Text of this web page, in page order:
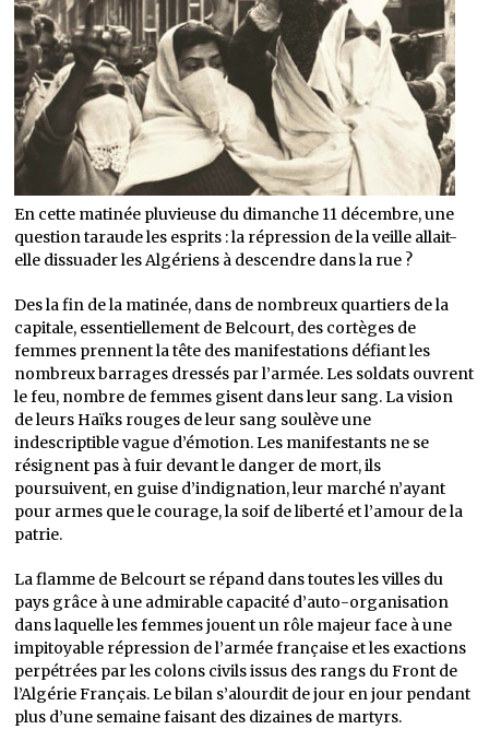
En cette matinée pluvieuse du dimanche 11 décembre, une
question taraude les esprits : la répression de la veille allait-
elle dissuader les Algériens à descendre dans la rue ?
Des la fin de la matinée, dans de nombreux quartiers de la
capitale, essentiellement de Belcourt, des cortèges de
femmes prennent la tête des manifestations défiant les
nombreux barrages dressés par l’armée. Les soldats ouvrent
le feu, nombre de femmes gisent dans leur sang. La vision
de leurs Haïks rouges de leur sang soulève une
indescriptible vague d’émotion. Les manifestants ne se
résignent pas à fuir devant le danger de mort, ils
poursuivent, en guise d’indignation, leur marché n’ayant
pour armes que le courage, la soif de liberté et l’amour de la
patrie.
La flamme de Belcourt se répand dans toutes les villes du
pays grâce à une admirable capacité d’auto-organisation
dans laquelle les femmes jouent un rôle majeur face à une
impitoyable répression de l’armée française et les exactions
perpétrées par les colons civils issus des rangs du Front de
l’Algérie Français. Le bilan s’alourdit de jour en jour pendant
plus d’une semaine faisant des dizaines de martyrs.